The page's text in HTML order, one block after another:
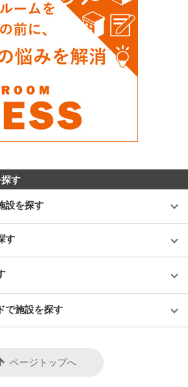
す
設を探す
す
で施設を探す
ページトップへ